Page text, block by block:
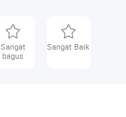
Sangat
bagus
Sangat Baik